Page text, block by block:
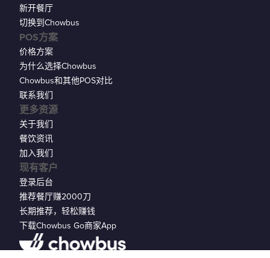
现有客户
登录后台
推荐餐厅赚2000刀
长期推荐，轻松赚钱
下载Chowbus Go商家App
新开餐厅
切换到Chowbus
POS方案
价格方案
为什么选择Chowbus
Chowbus和其他POS对比
联系我们
更多资源
关于我们
餐饮资讯
加入我们